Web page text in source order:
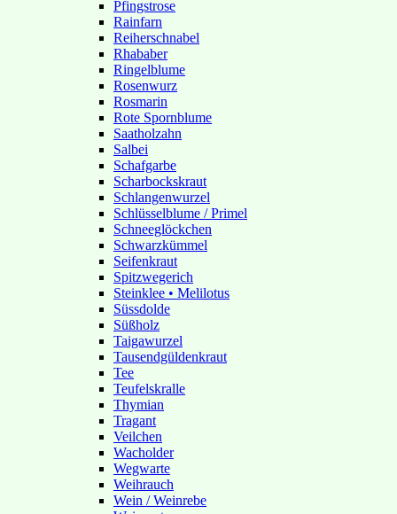
Pfingstrose
Rainfarn
Reiherschnabel
Rhababer
Ringelblume
Rosenwurz
Rosmarin
Rote Spornblume
Saatholzahn
Salbei
Schafgarbe
Scharbockskraut
Schlangenwurzel
Schlüsselblume / Primel
Schneeglöckchen
Schwarzkümmel
Seifenkraut
Spitzwegerich
Steinklee • Melilotus
Süssdolde
Süßholz
Taigawurzel
Tausendgüldenkraut
Tee
Teufelskralle
Thymian
Tragant
Veilchen
Wacholder
Wegwarte
Weihrauch
Wein / Weinrebe